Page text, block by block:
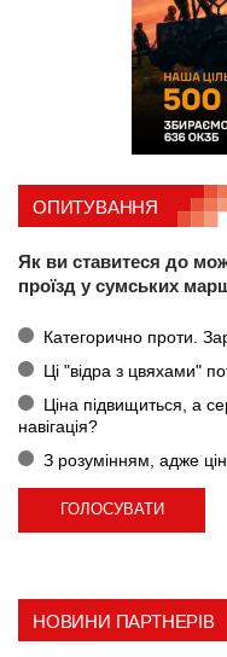
ОПИТУВАННЯ
Як ви ставитеся до
проїзд у сумських
Категорично проти.
Ці "відра з цвяхами"
Ціна підвищиться, а
навігація?
З розумінням, адже
НОВИНИ ПАРТНЕРІВ